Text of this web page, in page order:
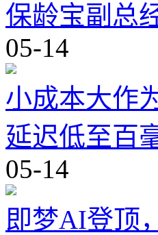
保龄宝副总
05-14
小成本大作
延迟低至百
05-14
即梦AI登顶